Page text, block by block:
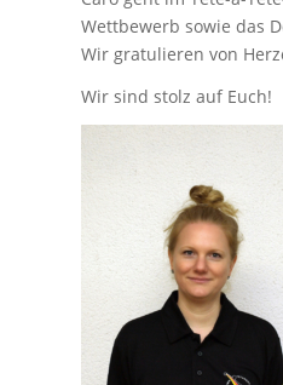
Wettbewerb sowie das
Wir gratulieren von
Wir sind stolz auf Euch!